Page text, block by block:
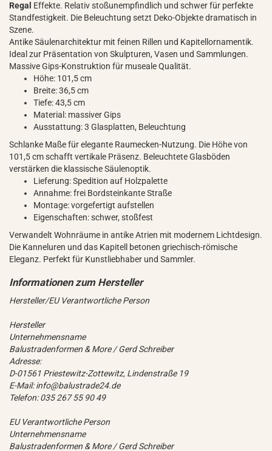
Regal Effekte. Relativ stoßunempfindlich und schwer für perfekte
Standfestigkeit. Die Beleuchtung setzt Deko-Objekte dramatisch in
Szene.
Antike Säulenarchitektur mit feinen Rillen und Kapitellornamentik.
Ideal zur Präsentation von Skulpturen, Vasen und Sammlungen.
Massive Gips-Konstruktion für museale Qualität.
Höhe: 101,5 cm
Breite: 36,5 cm
Tiefe: 43,5 cm
Material: massiver Gips
Ausstattung: 3 Glasplatten, Beleuchtung
Schlanke Maße für elegante Raumecken-Nutzung. Die Höhe von
101,5 cm schafft vertikale Präsenz. Beleuchtete Glasböden
verstärken die klassische Säulenoptik.
Lieferung: Spedition auf Holzpalette
Annahme: frei Bordsteinkante Straße
Montage: vorgefertigt aufstellen
Eigenschaften: schwer, stoßfest
Verwandelt Wohnräume in antike Atrien mit modernem Lichtdesign.
Die Kanneluren und das Kapitell betonen griechisch-römische
Eleganz. Perfekt für Kunstliebhaber und Sammler.
Hersteller/EU Verantwortliche Person
Hersteller
Unternehmensname
Balustradenformen & More / Gerd Schreiber
Adresse:
D-01561 Priestewitz-Zottewitz, Lindenstraße 19
E-Mail: info@balustrade24.de
Telefon: 035 267 55 90 49
EU Verantwortliche Person
Unternehmensname
Balustradenformen & More / Gerd Schreiber